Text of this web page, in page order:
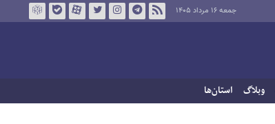
جمعه ۱۶ مرداد ۱۴۰۵
وبلاگ استان‌ها